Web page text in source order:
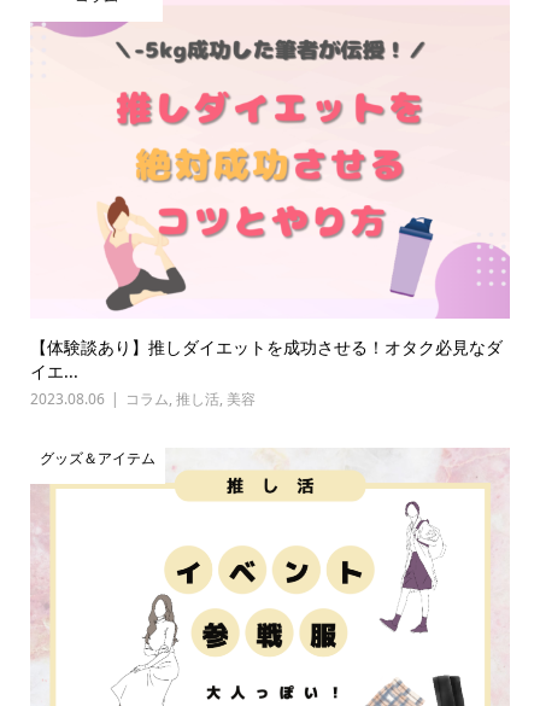
【体験談あり】推しダイエットを成功させる！オタク必見なダ
イエ...
2023.08.06 コラム, 推し活, 美容
グッズ＆アイテム